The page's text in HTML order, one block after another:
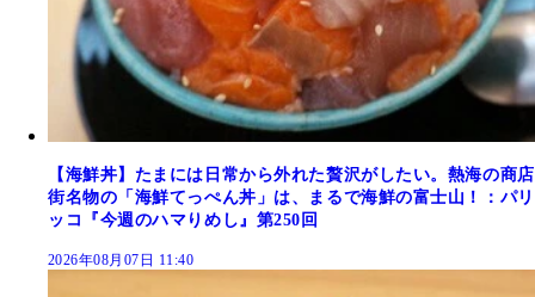
【海鮮丼】たまには日常から外れた贅沢がしたい。熱海の商店
街名物の「海鮮てっぺん丼」は、まるで海鮮の富士山！：パリ
ッコ『今週のハマりめし』第250回
2026年08月07日 11:40